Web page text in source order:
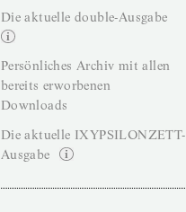
Die aktuelle double-Ausgabe
Persönliches Archiv mit allen
bereits erworbenen
Downloads
Die aktuelle IXYPSILONZETT-
Ausgabe